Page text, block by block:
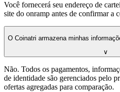
Você fornecerá seu endereço de
site do onramp antes de confirmar a
O Coinatri armazena minhas
∨
Não. Todos os pagamentos,
de identidade são gerenciados pelo
ofertas agregadas para comparação.